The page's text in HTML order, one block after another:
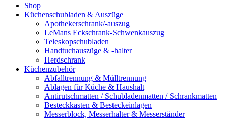
Shop
Küchenschubladen & Auszüge
Apothekerschrank/-auszug
LeMans Eckschrank-Schwenkauszug
Teleskopschubladen
Handtuchauszüge & -halter
Herdschrank
Küchenzubehör
Abfalltrennung & Mülltrennung
Ablagen für Küche & Haushalt
Antirutschmatten / Schubladenmatten / Schrankmatten
Besteckkasten & Besteckeinlagen
Messerblock, Messerhalter & Messerständer